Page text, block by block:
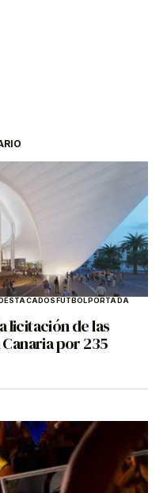
FÚTBOLPORTADA
licitación de las
por 235